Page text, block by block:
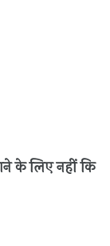
केलिएनहींकि